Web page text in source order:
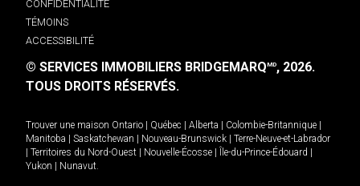
CONFIDENTIALITÉ
TÉMOINS
ACCESSIBILITÉ
© SERVICES IMMOBILIERS BRIDGEMARQMD, 2026.
TOUS DROITS RÉSERVÉS.
Trouver une maison Ontario Québec Alberta Colombie-Britannique
Manitoba
Saskatchewan Nouveau-Brunswick
Terre-Neuve-et-Labrador
Territoires du Nord-Ouest Nouvelle-Écosse Île-du-Prince-Édouard
Yukon
Nunavut.